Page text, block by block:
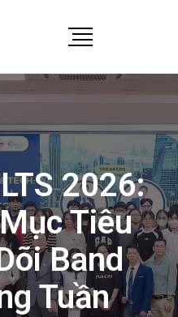
2026:
Tiêu
Band
Tuần